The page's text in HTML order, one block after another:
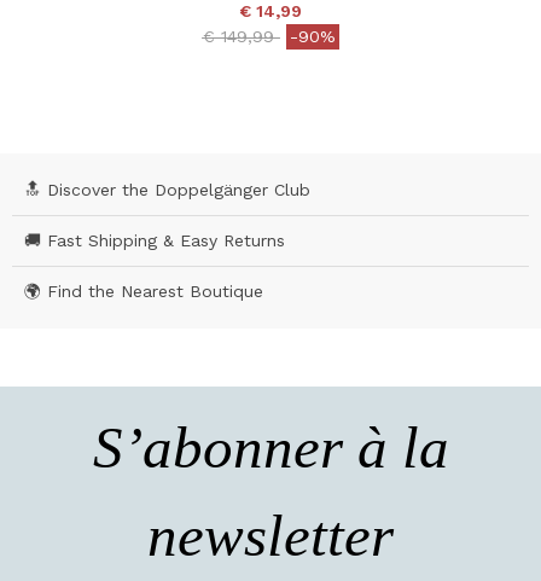
€ 14,99
Price reduced from
€ 149,99to-90%
🔝 Discover the Doppelgänger Club
🚚 Fast Shipping & Easy Returns
🌍 Find the Nearest Boutique
S’abonner à la
newsletter